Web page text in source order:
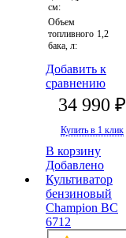
см:
Объем
топливного
бака, л:
1,2
Добавить к
сравнению
34 990 ₽
Купить в 1 клик
В корзину
Добавлено
Культиватор
бензиновый
Champion ВC
6712